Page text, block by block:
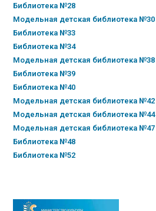
Библиотека №28
Модельная детская библиотека №30
Библиотека №33
Библиотека №34
Модельная детская библиотека №38
Библиотека №39
Библиотека №40
Модельная детская библиотека №42
Модельная детская библиотека №44
Модельная детская библиотека №47
Библиотека №48
Библиотека №52